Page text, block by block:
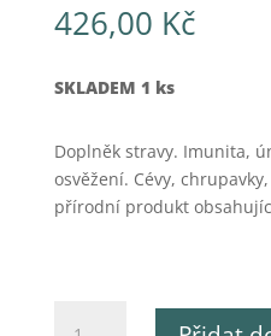
426,00 Kč
SKLADEM 1 ks
Doplněk stravy. Imunita,
osvěžení. Cévy,
přírodní produkt